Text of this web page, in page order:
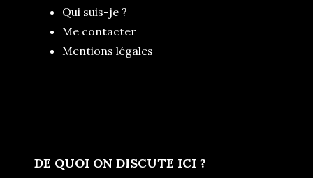
Qui suis-je ?
Me contacter
Mentions légales
DE QUOI ON DISCUTE ICI ?